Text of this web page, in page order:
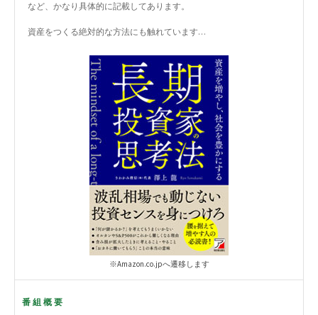
など、かなり具体的に記載してあります。
資産をつくる絶対的な方法にも触れています…
※Amazon.co.jpへ遷移します
番組概要